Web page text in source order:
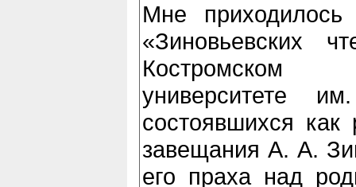
Мне приходилось
«Зиновьевских
Костромском
университете
состоявшихся
завещания А. А.
его праха над